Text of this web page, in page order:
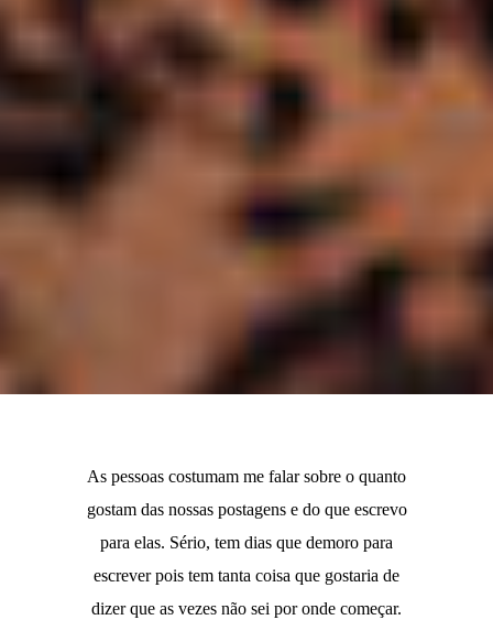
As pessoas costumam me falar sobre o quanto
gostam das nossas postagens e do que escrevo
para elas. Sério, tem dias que demoro para
escrever pois tem tanta coisa que gostaria de
dizer que as vezes não sei por onde começar.